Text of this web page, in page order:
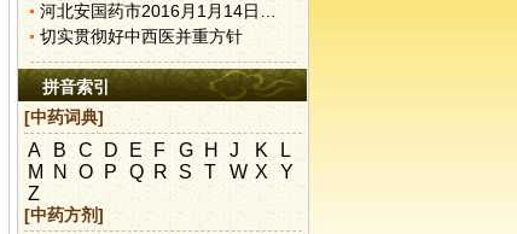
河北安国药市2016月1月14日快讯
切实贯彻好中西医并重方针
拼音索引
[中药词典]
A B C D E F G H J K
L
M N O P Q R S T W X
Y
Z
[中药方剂]